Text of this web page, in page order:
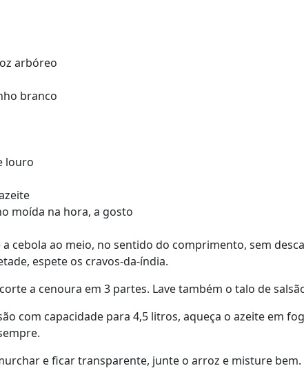
arbóreo
branco
louro
moída na hora, a gosto
cebola ao meio, no sentido do comprimento, sem
espete os cravos-da-índia.
a cenoura em 3 partes. Lave também o talo de
com capacidade para 4,5 litros, aqueça o azeite em
e ficar transparente, junte o arroz e misture bem.